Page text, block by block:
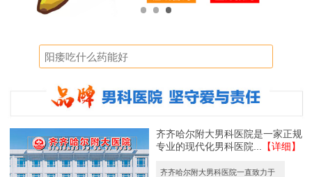
齐齐哈尔附大男科医院是一家正规
专业的现代化男科医院...
【详细】
齐齐哈尔附大男科医院一直致力于